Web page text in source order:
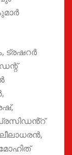
ട്രഷറർ